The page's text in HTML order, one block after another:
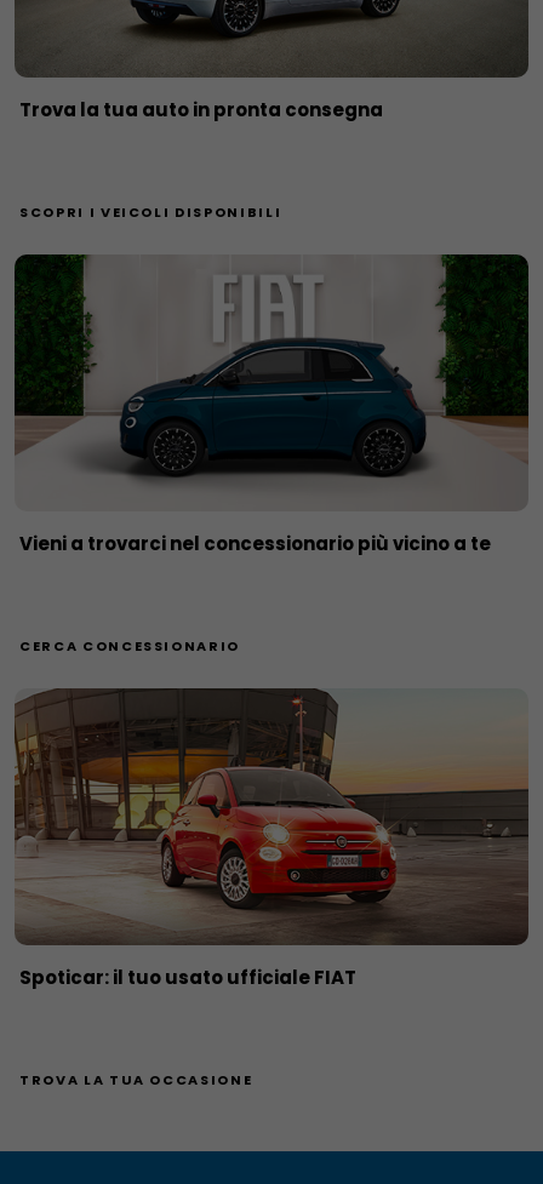
Trova la tua auto in pronta consegna
SCOPRI I VEICOLI DISPONIBILI
Vieni a trovarci nel concessionario più vicino a te
CERCA CONCESSIONARIO
Spoticar: il tuo usato ufficiale FIAT
TROVA LA TUA OCCASIONE